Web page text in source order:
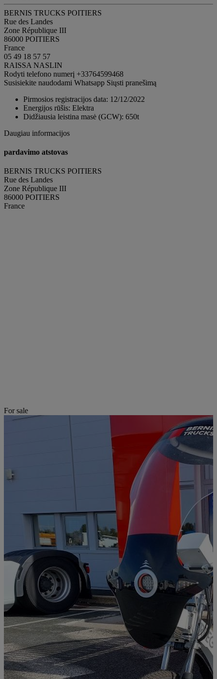
BERNIS TRUCKS POITIERS
Rue des Landes
Zone République III
86000 POITIERS
France
05 49 18 57 57
RAISSA NASLIN
Rodyti telefono numerį +33764599468
Susisiekite naudodami Whatsapp Siųsti pranešimą
Pirmosios registracijos data: 12/12/2022
Energijos rūšis: Elektra
Didžiausia leistina masė (GCW): 650t
Daugiau informacijos
pardavimo atstovas
BERNIS TRUCKS POITIERS
Rue des Landes
Zone République III
86000 POITIERS
France
For sale